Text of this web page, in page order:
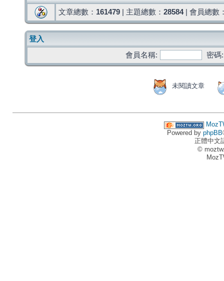
文章總數： 161479 | 主題總數： 28584| 會員總數
登入
會員名稱:
密碼:
未閱讀文章
Powered by phpBB
正體中文
©